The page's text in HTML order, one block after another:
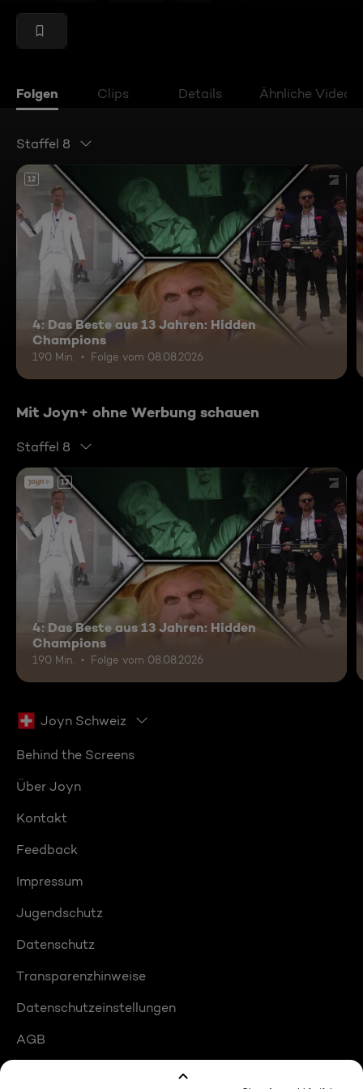
Folgen Clips Details Ähnliche Videos
Staffel 8
12
4: Das Beste aus 13 Jahren: Hidden
Champions
190 Min. Folge vom 08.08.2026
Mit Joyn+ ohne Werbung schauen
Staffel 8
12
4: Das Beste aus 13 Jahren: Hidden
Champions
190 Min. Folge vom 08.08.2026
Joyn Schweiz
Behind the Screens
Über Joyn
Kontakt
Feedback
Impressum
Jugendschutz
Datenschutz
Transparenzhinweise
Datenschutzeinstellungen
AGB